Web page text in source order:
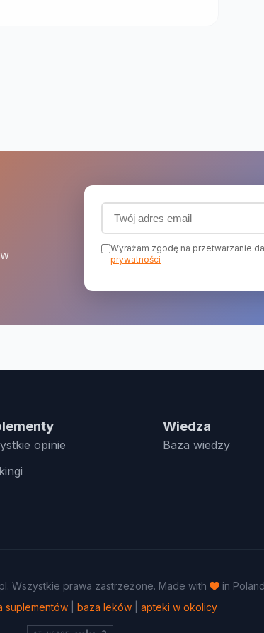
Adres email (wymagany)
Wyrażam zgodę na przetwarzanie
prywatności
opinie
Wiedza
Baza wiedzy
Wszystkie prawa zastrzeżone. Made with
in
suplementów baza leków apteki w okolicy